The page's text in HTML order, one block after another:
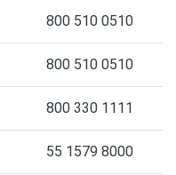
800 510 0510
800 510 0510
800 330 1111
55 1579 8000